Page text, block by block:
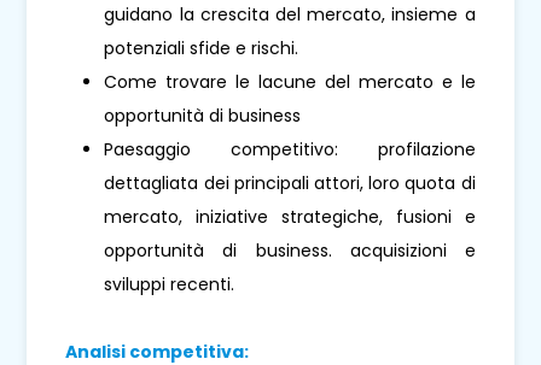
guidano la crescita del mercato, insieme a
potenziali sfide e rischi.
Come trovare le lacune del mercato e le
opportunità di business
Paesaggio competitivo: profilazione
dettagliata dei principali attori, loro quota di
mercato, iniziative strategiche, fusioni e
opportunità di business. acquisizioni e
sviluppi recenti.
Analisi competitiva: